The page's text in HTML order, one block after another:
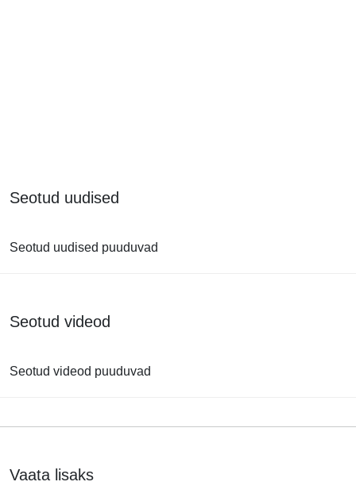
Seotud uudised
Seotud uudised puuduvad
Seotud videod
Seotud videod puuduvad
Vaata lisaks